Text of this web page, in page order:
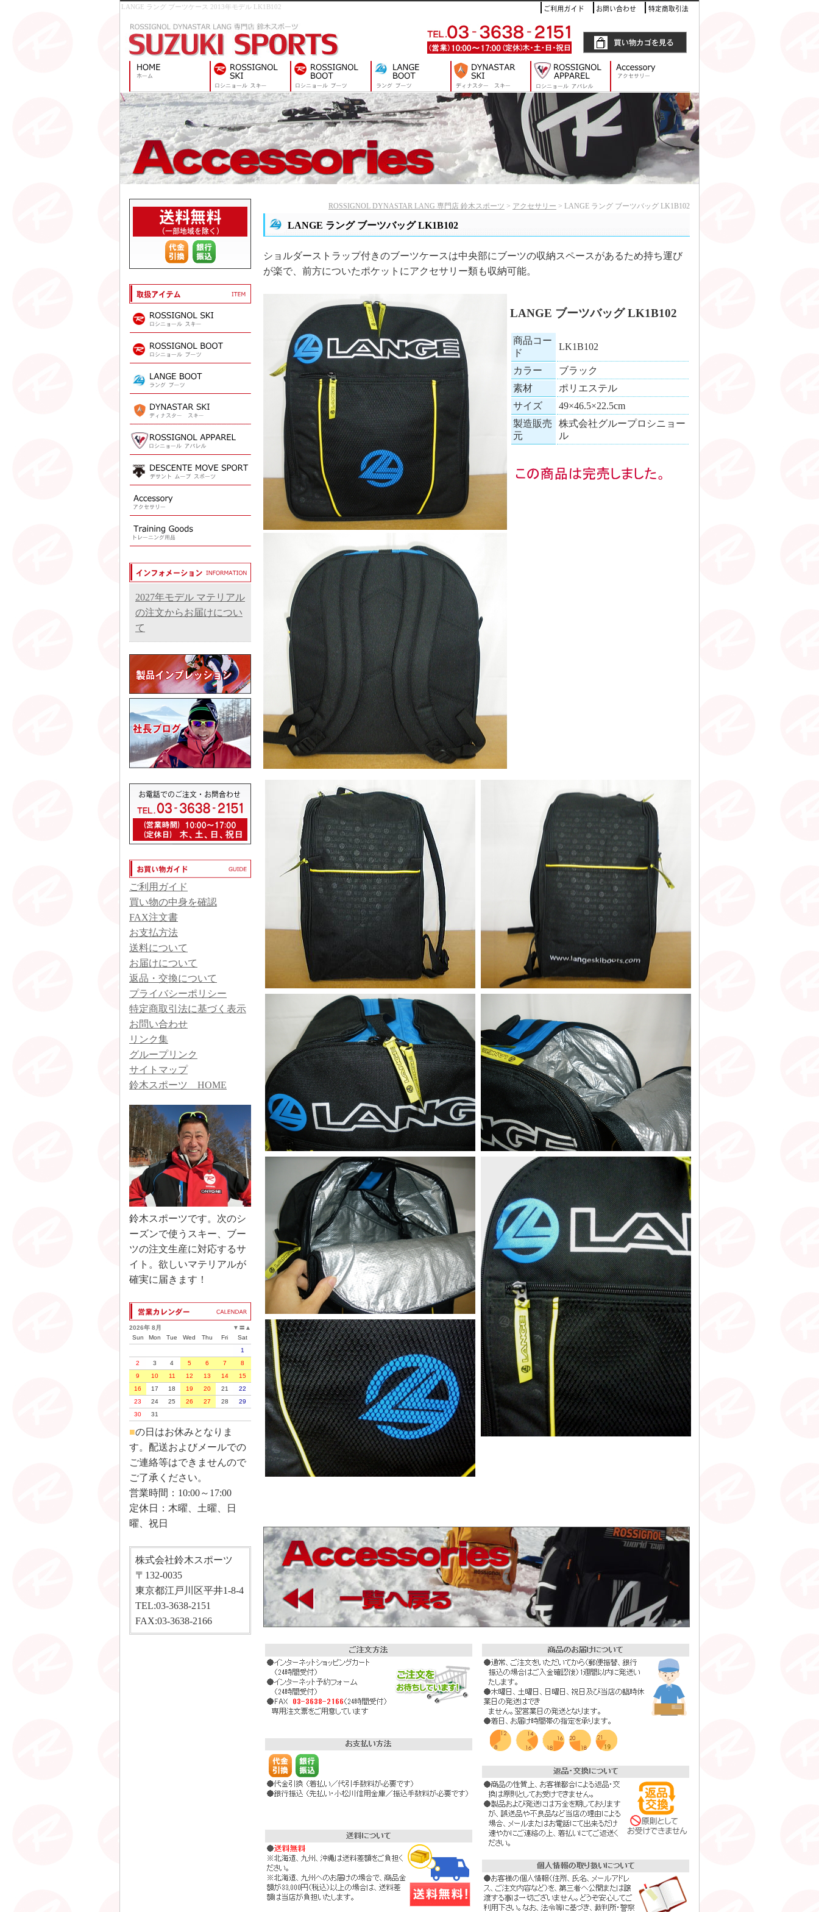
LANGE ラング ブーツケース 2013年モデル LK1B102
ROSSIGNOL DYNASTAR LANG 専門店 鈴木スポーツ > アクセサリー > LANGE ラング ブーツバッグ LK1B102
LANGE ラング ブーツバッグ LK1B102
ショルダーストラップ付きのブーツケースは中央部にブーツの収納スペースがあるため持ち運び
が楽で、前方についたポケットにアクセサリー類も収納可能。
LANGE ブーツバッグ LK1B102
商品コー
ド
LK1B102
カラー
ブラック
素材
ポリエステル
サイズ
49×46.5×22.5cm
製造販売
元
株式会社グループロシニョー
ル
2027年モデル マテリアル
の注文からお届けについ
て
ご利用ガイド
買い物の中身を確認
FAX注文書
お支払方法
送料について
お届けについて
返品・交換について
プライバシーポリシー
特定商取引法に基づく表示
お問い合わせ
リンク集
グループリンク
サイトマップ
鈴木スポーツ HOME
鈴木スポーツです。次のシ
ーズンで使うスキー、ブー
ツの注文生産に対応するサ
イト。欲しいマテリアルが
確実に届きます！
▲
〓
▼
2026年 8月
Sun
Mon Tue Wed Thu Fri
Sat
1
2
3 4 5 6 7
8
9
10 11 12 13 14
15
16
17 18 19 20 21
22
23
24 25 26 27 28
29
30
31
■の日はお休みとなりま
す。配送およびメールでの
ご連絡等はできませんので
ご了承ください。
営業時間：10:00～17:00
定休日：木曜、土曜、日
曜、祝日
株式会社鈴木スポーツ
〒132-0035
東京都江戸川区平井1-8-4
TEL:03-3638-2151
FAX:03-3638-2166